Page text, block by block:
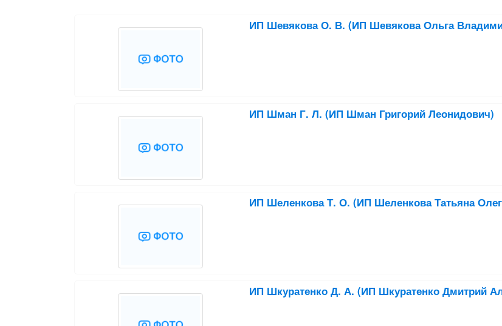
ИП Шевякова О. В. (ИП Шевякова Ольга
ИП Шман Г. Л. (ИП Шман Григорий Леонидович)
ИП Шеленкова Т. О. (ИП Шеленкова Татьяна
ИП Шкуратенко Д. А. (ИП Шкуратенко Дмитрий